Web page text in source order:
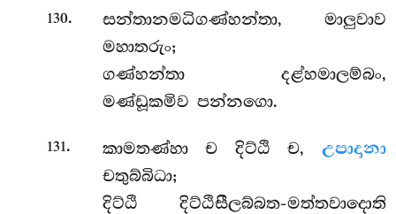
130.
සන්තානමධිගණ්හන්තා, මාලුවාව
මහාතරුං;
ගණ්හන්තා දළ්හමාලම්බං,
මණ්ඩූකමිව පන්නගො.
131. කාමතණ්හා ච දිට්ඨි ච, උපාදානා
චතුබ්බිධා;
දිට්ඨි දිට්ඨිසීලබ්බත-මත්තවාදොති